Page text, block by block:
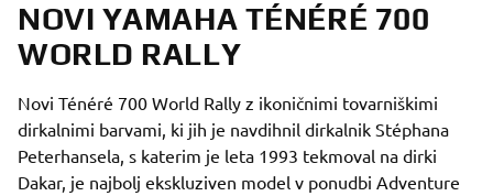
NOVI YAMAHA TÉNÉRÉ 700
WORLD RALLY
Novi Ténéré 700 World Rally z ikoničnimi tovarniškimi
dirkalnimi barvami, ki jih je navdihnil dirkalnik Stéphana
Peterhansela, s katerim je leta 1993 tekmoval na dirki
Dakar, je najbolj ekskluziven model v ponudbi Adventure